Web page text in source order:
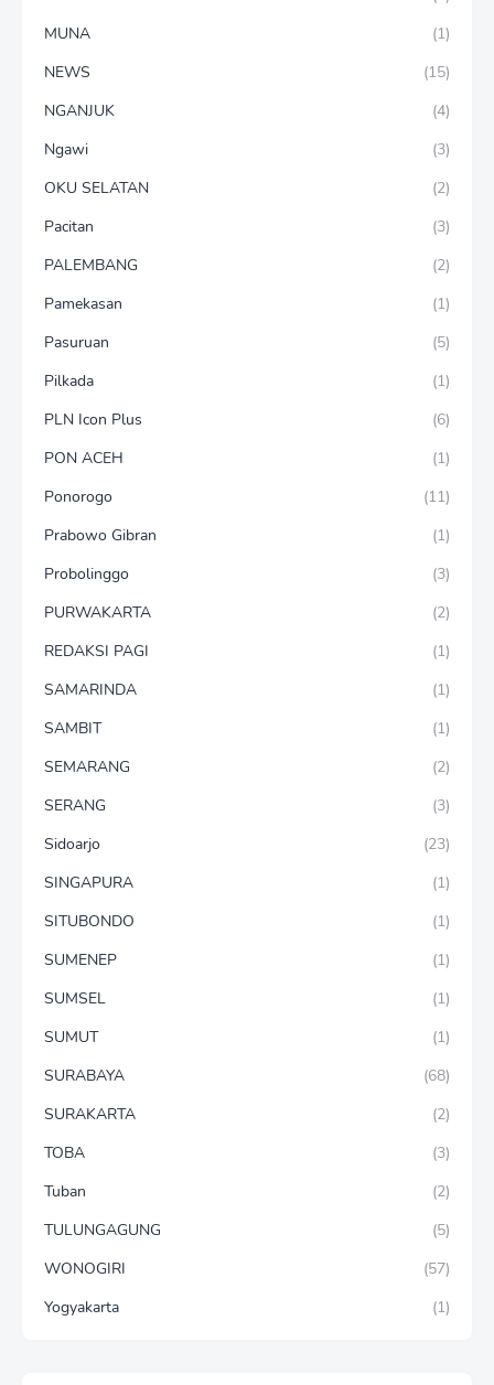
MUNA
(1)
NEWS
(15)
NGANJUK
(4)
Ngawi
(3)
OKU SELATAN
(2)
Pacitan
(3)
PALEMBANG
(2)
Pamekasan
(1)
Pasuruan
(5)
Pilkada
(1)
PLN Icon Plus
(6)
PON ACEH
(1)
Ponorogo
(11)
Prabowo Gibran
(1)
Probolinggo
(3)
PURWAKARTA
(2)
REDAKSI PAGI
(1)
SAMARINDA
(1)
SAMBIT
(1)
SEMARANG
(2)
SERANG
(3)
Sidoarjo
(23)
SINGAPURA
(1)
SITUBONDO
(1)
SUMENEP
(1)
SUMSEL
(1)
SUMUT
(1)
SURABAYA
(68)
SURAKARTA
(2)
TOBA
(3)
Tuban
(2)
TULUNGAGUNG
(5)
WONOGIRI
(57)
Yogyakarta
(1)